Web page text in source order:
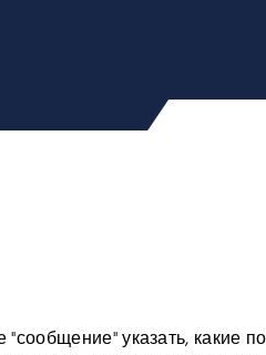
указать, какие